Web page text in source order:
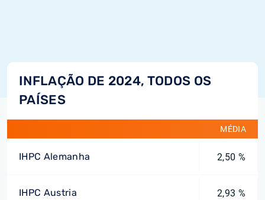
INFLAÇÃO DE 2024, TODOS OS
PAÍSES
MÉDIA
IHPC Alemanha 2,50 %
IHPC Austria 2,93 %